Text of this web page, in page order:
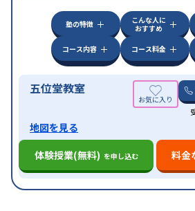
塾の特徴
こんな人に
おすすめ
コース内容
コース料金
五位堂教室
地図を見る
体験授業(無料) を申し込む 料金